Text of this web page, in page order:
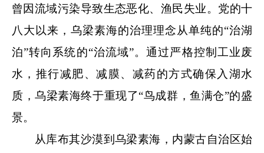
曾因流域污染导致生态恶化、渔民失业。党的十
八大以来，乌梁素海的治理理念从单纯的“治湖
泊”转向系统的“治流域”。通过严格控制工业废
水，推行减肥、减膜、减药的方式确保入湖水
质，乌梁素海终于重现了“鸟成群，鱼满仓”的盛
景。
从库布其沙漠到乌梁素海，内蒙古自治区始